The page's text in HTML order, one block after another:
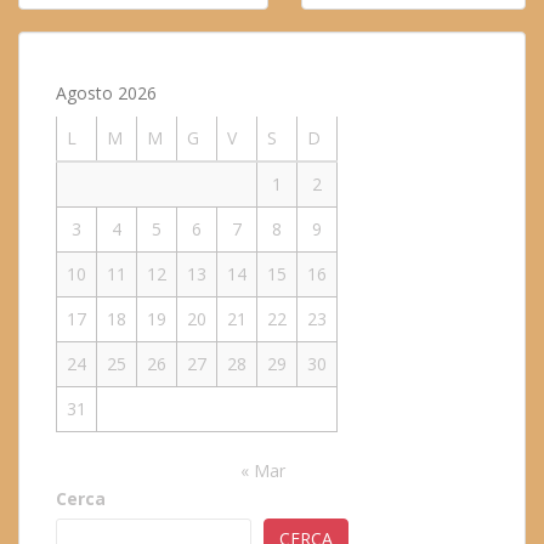
articoli
Agosto 2026
L
M M G V S
D
1
2
3
4 5 6 7 8
9
10
11 12 13 14 15
16
17
18 19 20 21 22
23
24
25 26 27 28 29
30
31
« Mar
Cerca
CERCA